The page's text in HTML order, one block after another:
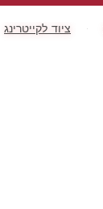
ציוד לקייטרינג